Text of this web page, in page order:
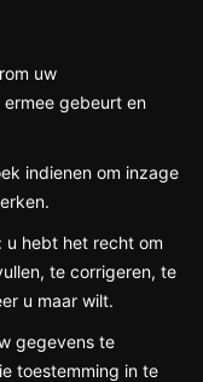
uw
gebeurt en
indienen om inzage
u hebt het recht om
te corrigeren, te
u maar wilt.
gegevens te
toestemming in te